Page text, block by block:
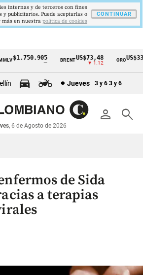
$1.750.905 BRENTUS$73,48
▼ 1.12
ORO
Jueves 3 y 6 3 y 6
person search
, 6 de Agosto de 2026
de Sida
a terapias
internas y de terceros con fines
y publicitarios. Puede aceptarlas o
más en nuestra politica de cookies
CONTINUAR